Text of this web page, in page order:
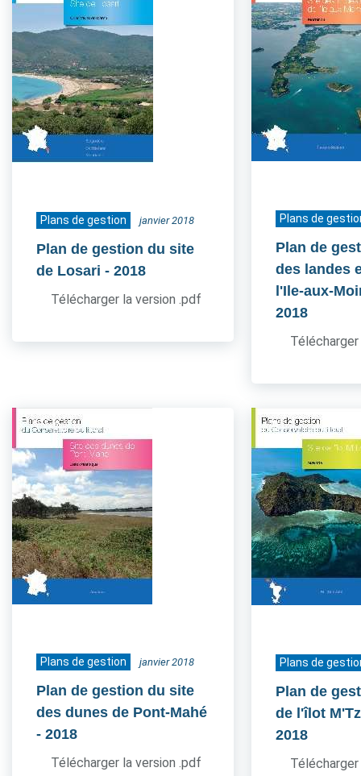
Plans de gestion janvier 2018
Plan de gestion du site
de Losari - 2018
Télécharger la version .pdf
Plans de
Plan de
des landes
l'Ile-aux-
2018
Plans de gestion janvier 2018
Plan de gestion du site
des dunes de Pont-Mahé
- 2018
Télécharger la version .pdf
Plans de
Plan de
de l'îlot
2018